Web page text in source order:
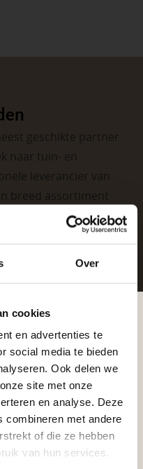
Over
cookies
en advertenties te
social media te bieden
Ook delen we
site met onze
en analyse. Deze
combineren met andere
of die ze hebben
van hun services.
geschikte partner
naar tuin- en
leverancier van
breed assortiment
Lees meer over de
alles voor uw
adviseren je
tijdens de
hanteren tijdens
openingstijden op
voor de